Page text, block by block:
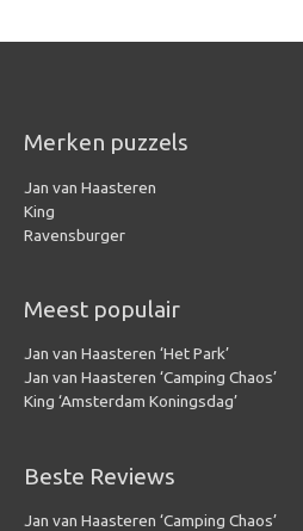
Merken puzzels
Jan van Haasteren
King
Ravensburger
Meest populair
Jan van Haasteren ‘Het Park’
Jan van Haasteren ‘Camping Chaos’
King ‘Amsterdam Koningsdag’
Beste Reviews
Jan van Haasteren ‘Camping Chaos’